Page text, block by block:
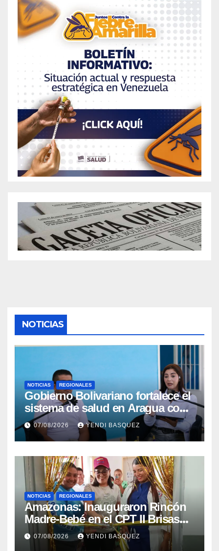
NOTICIAS
NOTICIAS REGIONALES
Gobierno Bolivariano fortalece el
sistema de salud en Aragua con
la reinauguración del CDI La
Mora
07/08/2026 YENDI BASQUEZ
NOTICIAS REGIONALES
​Amazonas: Inauguraron Rincón
Madre-Bebé en el CPT II Brisas
del Aeropuerto ​Inauguraron
Rincón
07/08/2026 YENDI BASQUEZ